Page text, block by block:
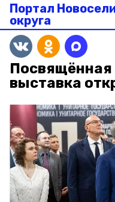
Портал
округа
выставка